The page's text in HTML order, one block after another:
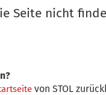
Seite nicht
von STOL